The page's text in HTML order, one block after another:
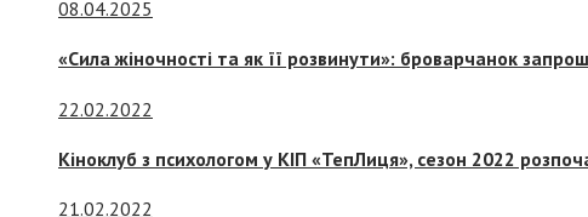
08.04.2025
«Сила жіночності та як її розвинути»: броварчанок
22.02.2022
Кіноклуб з психологом у КІП «ТепЛиця», сезон 2022
21.02.2022